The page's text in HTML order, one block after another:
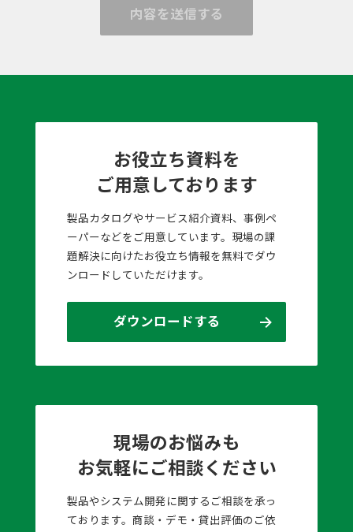
内容を送信する
お役立ち資料を
ご用意しております
製品カタログやサービス紹介資料、事例ペ
ーパーなどをご用意しています。現場の課
題解決に向けたお役立ち情報を無料でダウ
ンロードしていただけます。
ダウンロードする
現場のお悩みも
お気軽にご相談ください
製品やシステム開発に関するご相談を承っ
ております。商談・デモ・貸出評価のご依